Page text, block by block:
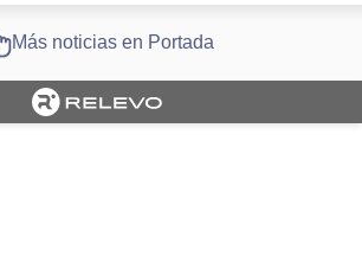
Más noticias en Portada